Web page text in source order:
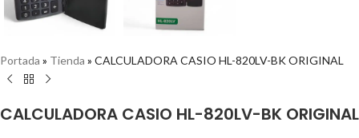
Portada » Tienda » CALCULADORA CASIO HL-820LV-BK ORIGINAL
CALCULADORA CASIO HL-820LV-BK ORIGINAL